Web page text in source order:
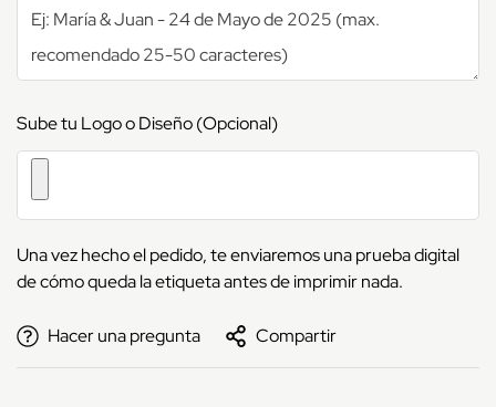
Sube tu Logo o Diseño (Opcional)
Una vez hecho el pedido, te enviaremos una prueba digital
de cómo queda la etiqueta antes de imprimir nada.
Hacer una pregunta Compartir